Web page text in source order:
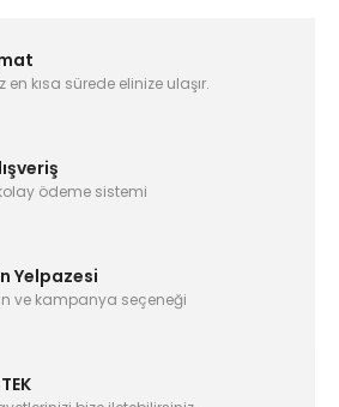
en kısa sürede elinize ulaşır.
ödeme sistemi
Yelpazesi
ve kampanya seçeneği